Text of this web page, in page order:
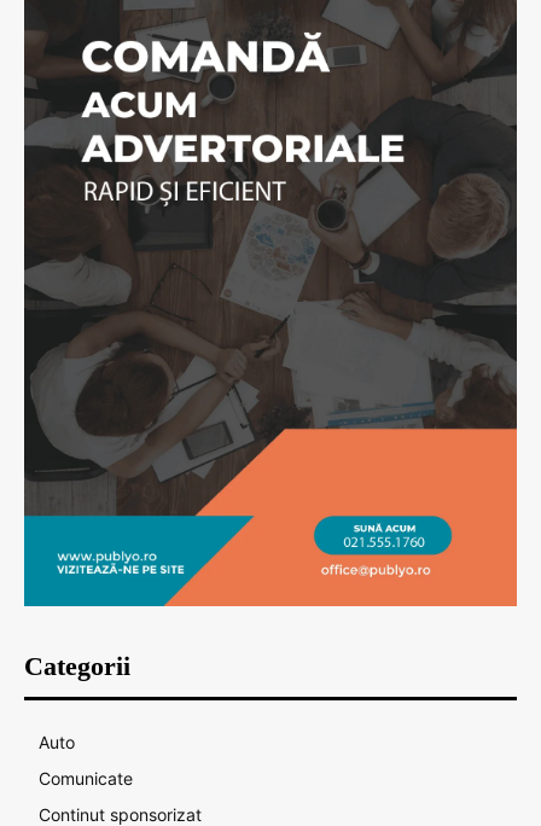
Categorii
Auto
Comunicate
Continut sponsorizat